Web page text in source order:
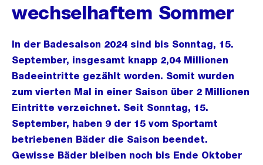
wechselhaftem Sommer
In der Badesaison 2024 sind bis Sonntag, 15.
September, insgesamt knapp 2,04 Millionen
Badeeintritte gezählt worden. Somit wurden
zum vierten Mal in einer Saison über 2 Millionen
Eintritte verzeichnet. Seit Sonntag, 15.
September, haben 9 der 15 vom Sportamt
betriebenen Bäder die Saison beendet.
Gewisse Bäder bleiben noch bis Ende Oktober